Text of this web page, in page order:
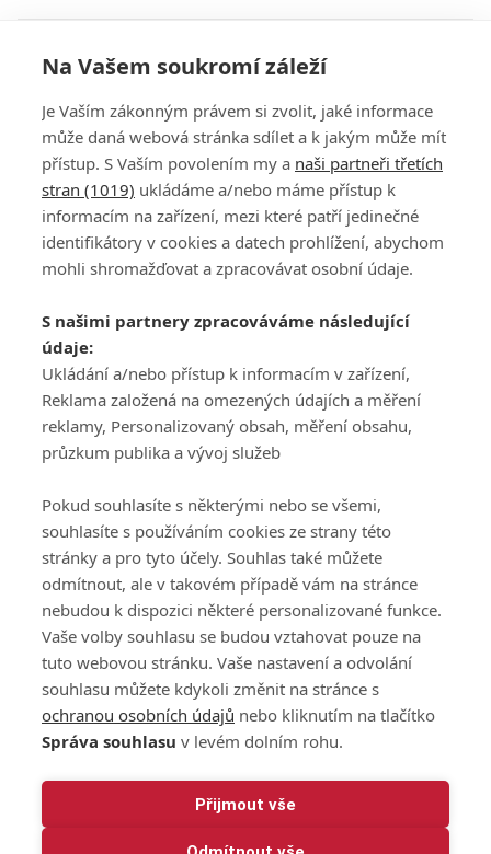
Na Vašem soukromí záleží
Je Vaším zákonným právem si zvolit, jaké informace
může daná webová stránka sdílet a k jakým může mít
přístup. S Vaším povolením my a naši partneři třetích
stran (1019) ukládáme a/nebo máme přístup k
informacím na zařízení, mezi které patří jedinečné
identifikátory v cookies a datech prohlížení, abychom
mohli shromažďovat a zpracovávat osobní údaje.
S našimi partnery zpracováváme následující
údaje:
Ukládání a/nebo přístup k informacím v zařízení,
Reklama založená na omezených údajích a měření
reklamy, Personalizovaný obsah, měření obsahu,
průzkum publika a vývoj služeb
Pokud souhlasíte s některými nebo se všemi,
souhlasíte s používáním cookies ze strany této
stránky a pro tyto účely. Souhlas také můžete
odmítnout, ale v takovém případě vám na stránce
nebudou k dispozici některé personalizované funkce.
Vaše volby souhlasu se budou vztahovat pouze na
tuto webovou stránku. Vaše nastavení a odvolání
souhlasu můžete kdykoli změnit na stránce s
ochranou osobních údajů nebo kliknutím na tlačítko
Správa souhlasu v levém dolním rohu.
Přijmout vše
Všeobecné obchodní
podmínky služby
GolfExtra.cz Premium
Podmínky zpracování
osobních údajů při
GolfExtra
Ceník GolfExtra.cz
Premium
Doporučené odkazy
ATV CZ, s.r.o.
140 00 Praha 4
Editor
Honza Fait
+420 723 898 969
fait@golfextra.cz
Obchod
Edita Hanušová
+420 724 150 784
hanusova@relmost.cz
Pavel Poulíček